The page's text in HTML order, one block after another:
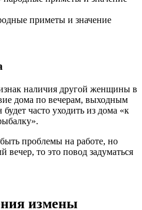
приметы и значение
наличия другой женщины в
дома по вечерам, выходным
часто уходить из дома «к
проблемы на работе, но
то это повод задуматься
измены